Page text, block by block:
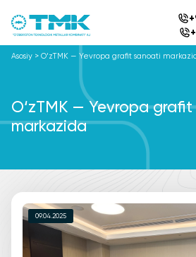
Asosiy > O‘zTMK — Yevropa grafit sanoati
O‘zTMK — Yevropa
markazida
09.04.2025